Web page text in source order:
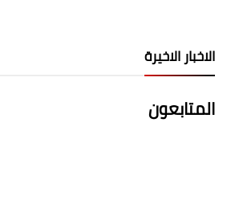
الاخبار الاخيرة
المتابعون